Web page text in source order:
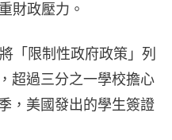
財政壓力。
「限制性政府政策」列
超過三分之一學校擔心
，美國發出的學生簽證